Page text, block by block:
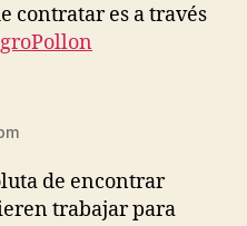
contratar es a través
de encontrar
trabajar para